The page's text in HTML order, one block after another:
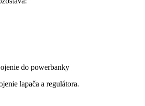
do powerbanky
lapača a regulátora.